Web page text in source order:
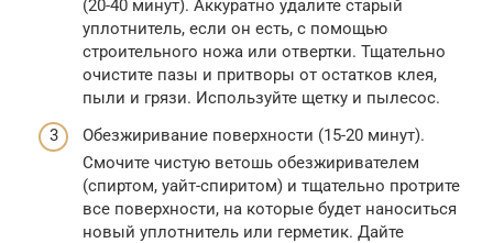
(20-40 минут). Аккуратно удалите старый
уплотнитель, если он есть, с помощью
строительного ножа или отвертки. Тщательно
очистите пазы и притворы от остатков клея,
пыли и грязи. Используйте щетку и пылесос.
Обезжиривание поверхности (15-20 минут).
Смочите чистую ветошь обезжиривателем
(спиртом, уайт-спиритом) и тщательно протрите
все поверхности, на которые будет наноситься
новый уплотнитель или герметик. Дайте